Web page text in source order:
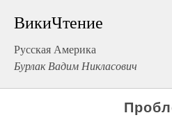
ВикиЧтение
Русская Америка
Бурлак Вадим Никласович